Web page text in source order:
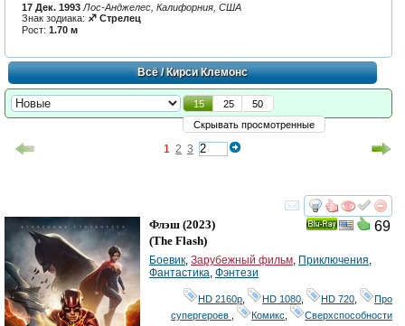
17 Дек. 1993 Лос-Анджелес, Калифорния, США
Знак зодиака: ♐ Стрелец
Рост: 1.70 м
Всё/ Кирси Клемонс
15 25
50
Скрывать просмотренные
1 2 3
смотреть
69
Флэш (2023)
(The Flash)
Боевик Зарубежный фильм Приключения
Фантастика Фэнтези
HD 2160р HD 1080 HD 720
Про
супергероев
Комикс Сверхспособности